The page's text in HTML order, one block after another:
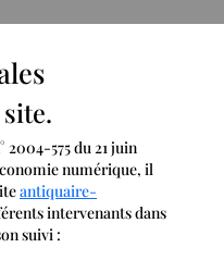
2004-575 du 21 juin
numérique, il
antiquaire-
intervenants dans
suivi :